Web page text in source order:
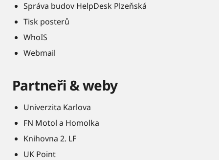
Správa budov HelpDesk Plzeňská
Tisk posterů
WhoIS
Webmail
Partneři & weby
Univerzita Karlova
FN Motol a Homolka
Knihovna 2. LF
UK Point